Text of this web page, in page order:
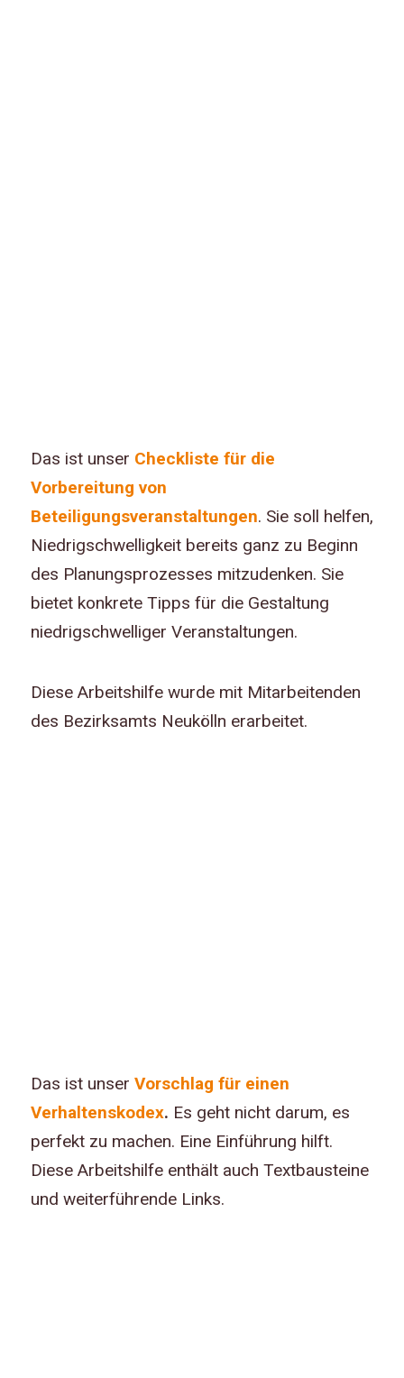
Das ist unser Checkliste für die
Vorbereitung von
Beteiligungsveranstaltungen. Sie soll helfen,
Niedrigschwelligkeit bereits ganz zu Beginn
des Planungsprozesses mitzudenken. Sie
bietet konkrete Tipps für die Gestaltung
niedrigschwelliger Veranstaltungen.
Diese Arbeitshilfe wurde mit Mitarbeitenden
des Bezirksamts Neukölln erarbeitet.
Das ist unser Vorschlag für einen
Verhaltenskodex. Es geht nicht darum, es
perfekt zu machen. Eine Einführung hilft.
Diese Arbeitshilfe enthält auch Textbausteine
und weiterführende Links.